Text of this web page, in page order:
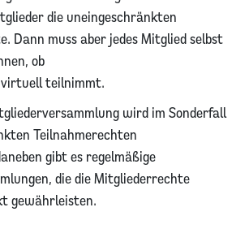
die uneingeschränkten
Dann muss aber jedes Mitglied selbst
ob
teilnimmt.
wird im Sonderfall
Teilnahmerechten
gibt es regelmäßige
die die Mitgliederrechte
gewährleisten.